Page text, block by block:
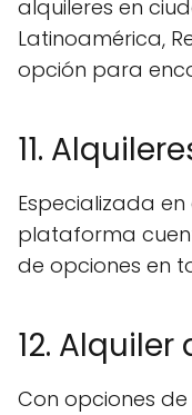
alquileres en
Latinoamérica,
opción para
11.
Especializada en
plataforma
de opciones en
12.
Con opciones